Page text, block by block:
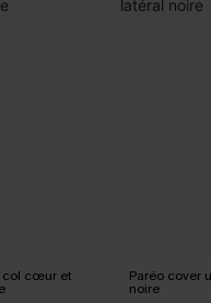
col cœur et Paréo cover
noire